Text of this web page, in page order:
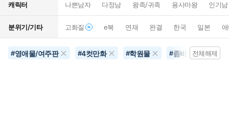
캐릭터 나쁜남자 다정남 왕족/귀족 용사마왕 인기남
분위기/기타 고화질 e북 연재 완결 한국 일본
#영애물/여주판 #4컷만화 #학원물 #좀비/뱀파이어
전체해제